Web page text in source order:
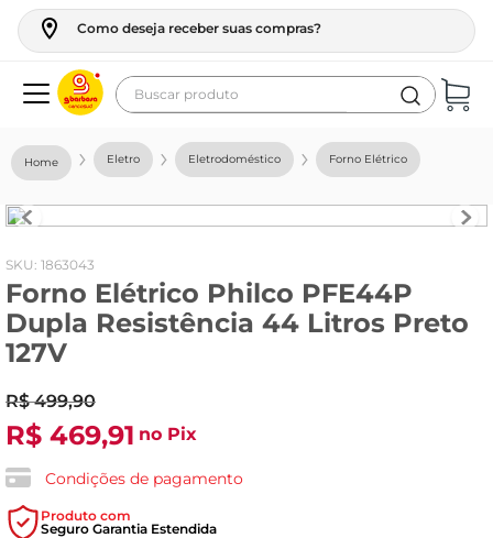
Como deseja receber suas compras?
Buscar produto
Eletro Eletrodoméstico Forno Elétrico
: 1863043
Forno Elétrico Philco PFE44P
Dupla Resistência 44 Litros Preto
127V
R$ 499,90
R$ 469,91 no Pix
Condições de pagamento
Produto com
Seguro Garantia Estendida
geladeira
fogao
café
cerveja
leite
vinho
leite pó
tv